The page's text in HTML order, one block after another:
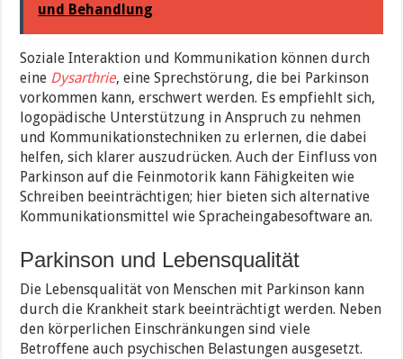
und Behandlung
Soziale Interaktion und Kommunikation können durch
eine Dysarthrie, eine Sprechstörung, die bei Parkinson
vorkommen kann, erschwert werden. Es empfiehlt sich,
logopädische Unterstützung in Anspruch zu nehmen
und Kommunikationstechniken zu erlernen, die dabei
helfen, sich klarer auszudrücken. Auch der Einfluss von
Parkinson auf die Feinmotorik kann Fähigkeiten wie
Schreiben beeinträchtigen; hier bieten sich alternative
Kommunikationsmittel wie Spracheingabesoftware an.
Parkinson und Lebensqualität
Die Lebensqualität von Menschen mit Parkinson kann
durch die Krankheit stark beeinträchtigt werden. Neben
den körperlichen Einschränkungen sind viele
Betroffene auch psychischen Belastungen ausgesetzt.